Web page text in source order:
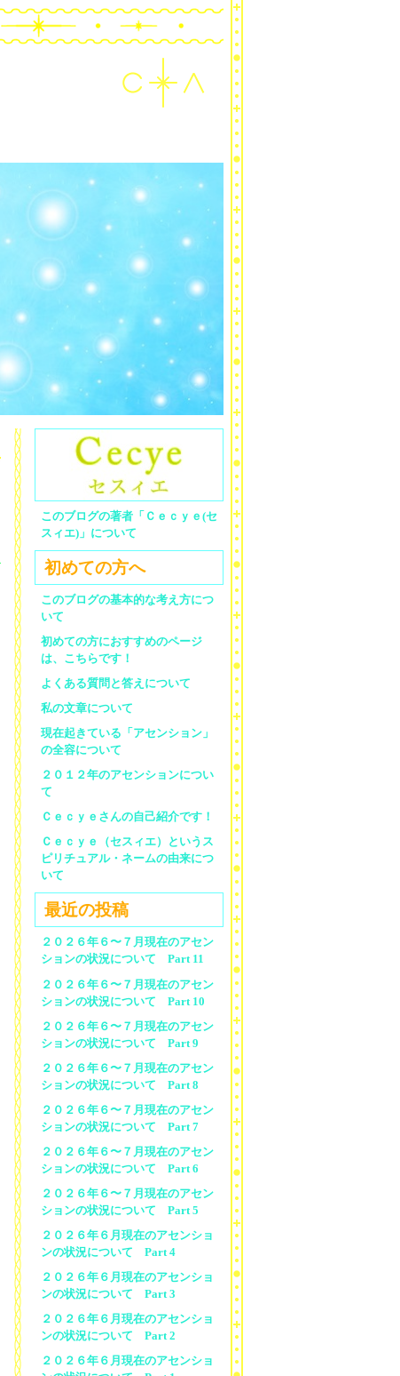
このブログの著者「Ｃｅｃｙｅ(セ
スィエ)」について
初めての方へ
このブログの基本的な考え方につ
いて
初めての方におすすめのページ
は、こちらです！
よくある質問と答えについて
私の文章について
現在起きている「アセンション」
の全容について
２０１２年のアセンションについ
て
Ｃｅｃｙｅさんの自己紹介です！
Ｃｅｃｙｅ（セスィエ）というス
ピリチュアル・ネームの由来につ
いて
最近の投稿
２０２６年６〜７月現在のアセン
ションの状況について Part 11
２０２６年６〜７月現在のアセン
ションの状況について Part 10
２０２６年６〜７月現在のアセン
ションの状況について Part 9
２０２６年６〜７月現在のアセン
ションの状況について Part 8
２０２６年６〜７月現在のアセン
ションの状況について Part 7
２０２６年６〜７月現在のアセン
ションの状況について Part 6
２０２６年６〜７月現在のアセン
ションの状況について Part 5
２０２６年６月現在のアセンショ
ンの状況について Part 4
２０２６年６月現在のアセンショ
ンの状況について Part 3
２０２６年６月現在のアセンショ
ンの状況について Part 2
２０２６年６月現在のアセンショ